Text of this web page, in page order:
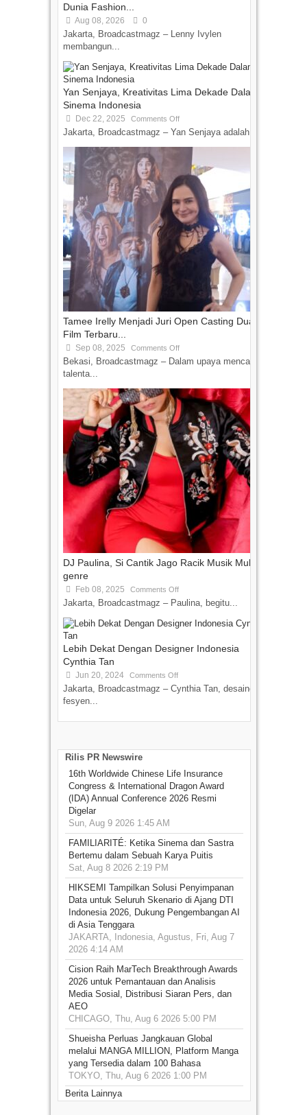
Dunia Fashion...
Aug 08, 2026 0
Jakarta, Broadcastmagz – Lenny Ivylen
membangun...
Yan Senjaya, Kreativitas Lima Dekade Dalam
Sinema Indonesia
Dec 22, 2025 Comments Off
Jakarta, Broadcastmagz – Yan Senjaya adalah...
Tamee Irelly Menjadi Juri Open Casting Dua
Film Terbaru...
Sep 08, 2025 Comments Off
Bekasi, Broadcastmagz – Dalam upaya mencari
talenta...
DJ Paulina, Si Cantik Jago Racik Musik Multi-
genre
Feb 08, 2025 Comments Off
Jakarta, Broadcastmagz – Paulina, begitu...
Lebih Dekat Dengan Designer Indonesia
Cynthia Tan
Jun 20, 2024 Comments Off
Jakarta, Broadcastmagz – Cynthia Tan, desainer
fesyen...
Rilis PR Newswire
16th Worldwide Chinese Life Insurance
Congress & International Dragon Award
(IDA) Annual Conference 2026 Resmi
Digelar
Sun, Aug 9 2026 1:45 AM
FAMILIARITÉ: Ketika Sinema dan Sastra
Bertemu dalam Sebuah Karya Puitis
Sat, Aug 8 2026 2:19 PM
HIKSEMI Tampilkan Solusi Penyimpanan
Data untuk Seluruh Skenario di Ajang DTI
Indonesia 2026, Dukung Pengembangan AI
di Asia Tenggara
JAKARTA, Indonesia, Agustus, Fri, Aug 7
2026 4:14 AM
Cision Raih MarTech Breakthrough Awards
2026 untuk Pemantauan dan Analisis
Media Sosial, Distribusi Siaran Pers, dan
AEO
CHICAGO, Thu, Aug 6 2026 5:00 PM
Shueisha Perluas Jangkauan Global
melalui MANGA MILLION, Platform Manga
yang Tersedia dalam 100 Bahasa
TOKYO, Thu, Aug 6 2026 1:00 PM
Berita Lainnya